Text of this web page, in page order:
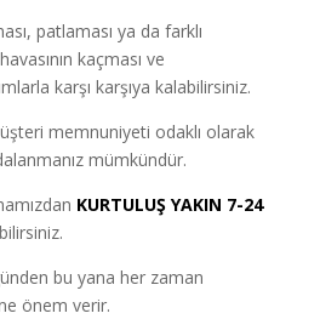
patlaması ya da farklı
kaçması ve
karşı karşıya kalabilirsiniz.
memnuniyeti odaklı olarak
mümkündür.
KURTULUŞ YAKIN 7-24
bu yana her zaman
önem verir.